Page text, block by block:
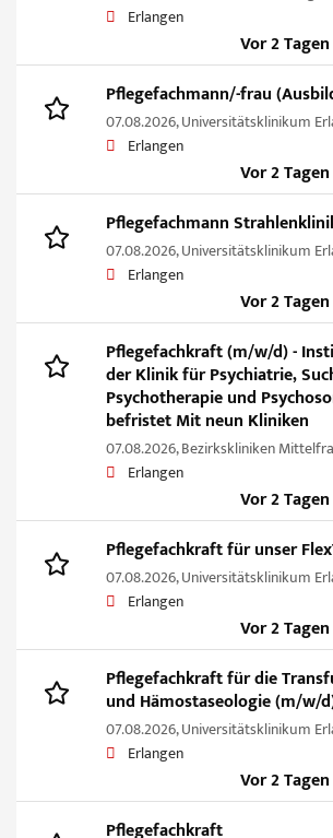
Erlangen
Vor 2
Pflegefachmann/-frau
07.08.2026,Universitätsklinikum
Erlangen
Vor 2
Pflegefachmann
07.08.2026,Universitätsklinikum
Erlangen
Vor 2
Pflegefachkraft (m/w/d) -
der Klinik für Psychiatrie,
Psychotherapie und
befristet Mit neun Kliniken
07.08.2026,Bezirkskliniken
Erlangen
Vor 2
Pflegefachkraft für unser
07.08.2026,Universitätsklinikum
Erlangen
Vor 2
Pflegefachkraft für die
und Hämostaseologie (m/w/
07.08.2026,Universitätsklinikum
Erlangen
Vor 2
Pflegefachkraft